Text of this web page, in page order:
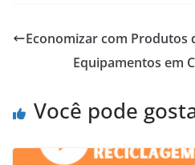
Economizar com Produtos
Equipamentos em
Você pode